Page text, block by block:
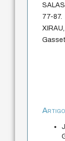
77-87.